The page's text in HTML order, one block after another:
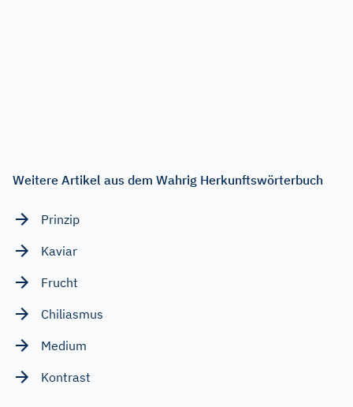
Weitere Artikel aus dem Wahrig Herkunftswörterbuch
Prinzip
Kaviar
Frucht
Chiliasmus
Medium
Kontrast